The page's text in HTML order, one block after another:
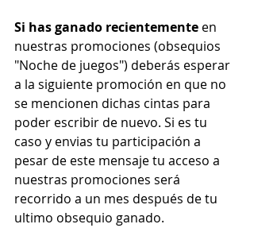
Si has ganado recientemente en
nuestras promociones (obsequios
"Noche de juegos") deberás esperar
a la siguiente promoción en que no
se mencionen dichas cintas para
poder escribir de nuevo. Si es tu
caso y envias tu participación a
pesar de este mensaje tu acceso a
nuestras promociones será
recorrido a un mes después de tu
ultimo obsequio ganado.